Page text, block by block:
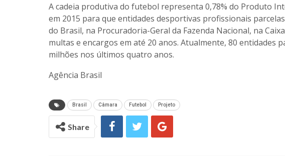
A cadeia produtiva do futebol representa 0,78% do Produto
em 2015 para que entidades desportivas profissionais
do Brasil, na Procuradoria-Geral da Fazenda Nacional, na
multas e encargos em até 20 anos. Atualmente, 80 entidades
milhões nos últimos quatro anos.
Agência Brasil
Brasil Câmara Futebol Projeto
Share